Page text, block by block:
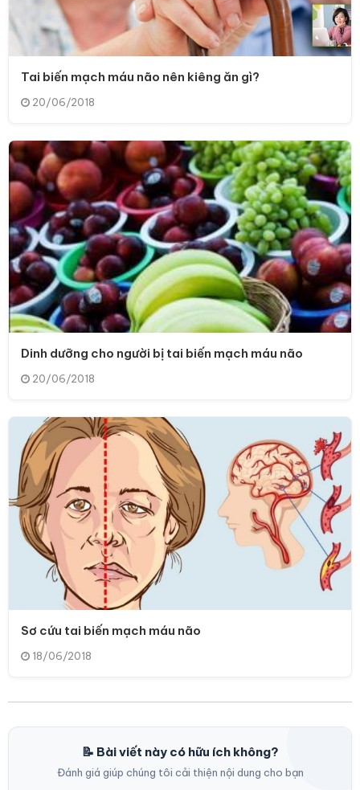
Tai biến mạch máu não nên kiêng ăn gì?
20/06/2018
Dinh dưỡng cho người bị tai biến mạch máu não
20/06/2018
Sơ cứu tai biến mạch máu não
18/06/2018
📝 Bài viết này có hữu ích không?
Đánh giá giúp chúng tôi cải thiện nội dung cho bạn